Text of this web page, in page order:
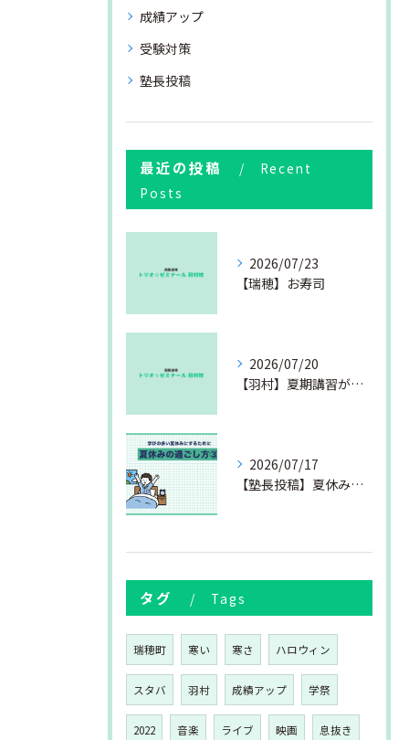
成績アップ
受験対策
塾長投稿
最近の投稿
Recent
Posts
2026/07/23
【瑞穂】お寿司
2026/07/20
【羽村】夏期講習が始まりました
2026/07/17
【塾長投稿】夏休みの過ごし方③
タグ Tags
瑞穂町 寒い 寒さ ハロウィン
スタバ 羽村 成績アップ 学祭
2022 音楽 ライブ 映画 息抜き